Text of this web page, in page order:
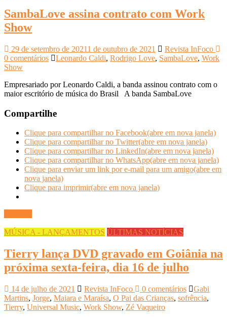
SambaLove assina contrato com Work
Show
29 de setembro de 20211 de outubro de 2021
Revista InFoco
0 comentários
Leonardo Caldi, Rodrigo Love, SambaLove, Work
Show
Empresariado por Leonardo Caldi, a banda assinou contrato com o
maior escritório de música do Brasil A banda SambaLove
Compartilhe
Clique para compartilhar no Facebook(abre em nova janela)
Clique para compartilhar no Twitter(abre em nova janela)
Clique para compartilhar no LinkedIn(abre em nova janela)
Clique para compartilhar no WhatsApp(abre em nova janela)
Clique para enviar um link por e-mail para um amigo(abre em
nova janela)
Clique para imprimir(abre em nova janela)
MÚSICA - LANÇAMENTOS ÚLTIMAS NOTÍCIAS
Tierry lança DVD gravado em Goiânia na
próxima sexta-feira, dia 16 de julho
14 de julho de 2021 Revista InFoco 0 comentários
Gabi
Martins, Jorge, Maiara e Maraísa, O Pai das Crianças, sofrência,
Tierry, Universal Music, Work Show, Zé Vaqueiro